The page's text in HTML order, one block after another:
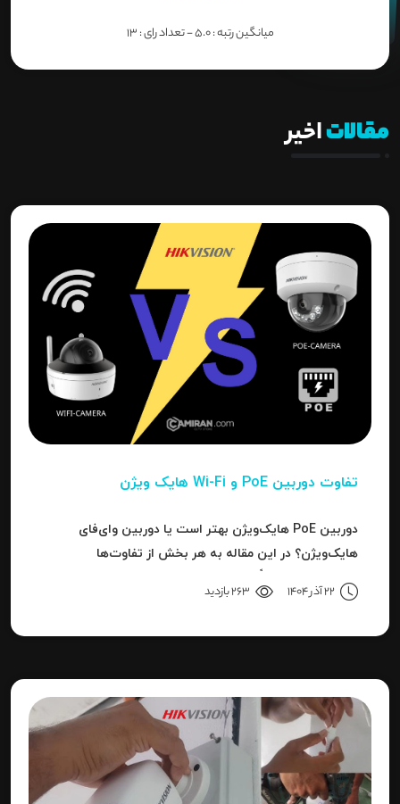
میانگین رتبه :5.0- تعداد رای :13
مقالاتاخیر
تفاوت دوربین PoE و Wi-Fi هایک‌ ویژن
دوربین PoE هایک‌ویژن بهتر است یا دوربین وای‌فای
هایک‌ویژن؟ در این مقاله به هر بخش از تفاوت‌ها
بهترین انتخاب است.
22 آذر 1404 263 بازدید